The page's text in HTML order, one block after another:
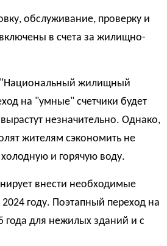
обслуживание, проверку и
в счета за жилищно-
"Национальный жилищный
на "умные" счетчики будет
незначительно. Однако,
жителям сэкономить не
и горячую воду.
внести необходимые
году. Поэтапный переход на
года для нежилых зданий и с